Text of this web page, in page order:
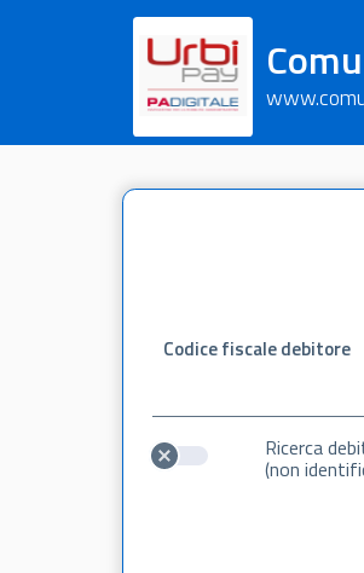
Codice fiscale debitore
Ricerca
(non